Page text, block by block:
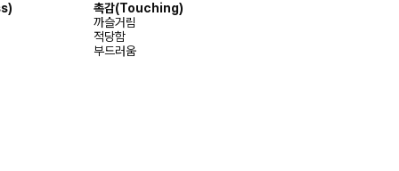
촉감(Touching)
까슬거림
적당함
부드러움